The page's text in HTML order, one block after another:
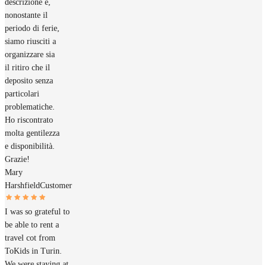
descrizione e,
nonostante il
periodo di ferie,
siamo riusciti a
organizzare sia
il ritiro che il
deposito senza
particolari
problematiche.
Ho riscontrato
molta gentilezza
e disponibilità.
Grazie!
Mary
HarshfieldCustomer
I was so grateful to
be able to rent a
travel cot from
ToKids in Turin.